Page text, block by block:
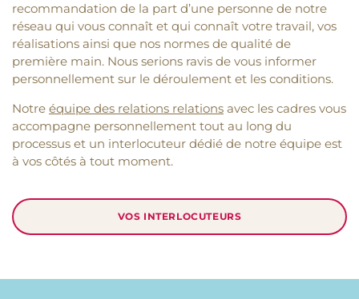
recommandation de la part d’une personne de notre
réseau qui vous connaît et qui connaît votre travail, vos
réalisations ainsi que nos normes de qualité de
première main. Nous serions ravis de vous informer
personnellement sur le déroulement et les conditions.
Notre équipe des relations relations avec les cadres vous
accompagne personnellement tout au long du
processus et un interlocuteur dédié de notre équipe est
à vos côtés à tout moment.
VOS INTERLOCUTEURS